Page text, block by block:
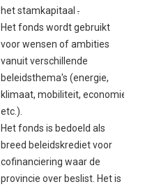
het stamkapitaal .
Het fonds wordt gebruikt
voor wensen of ambities
vanuit verschillende
beleidsthema's (energie,
klimaat, mobiliteit, economie
etc.).
Het fonds is bedoeld als
breed beleidskrediet voor
cofinanciering waar de
provincie over beslist. Het is